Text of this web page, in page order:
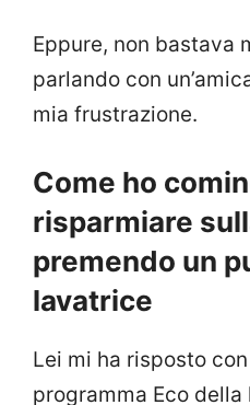
Eppure, non bastava
parlando con
mia frustrazione.
Come ho
risparmiare
premendo un
lavatrice
Lei mi ha risposto
programma Eco della